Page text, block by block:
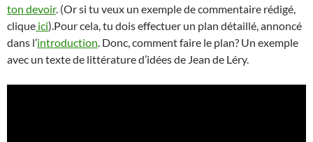
ton devoir. (Or si tu veux un exemple de commentaire rédigé,
clique ici).Pour cela, tu dois effectuer un plan détaillé, annoncé
dans l’introduction. Donc, comment faire le plan? Un exemple
avec un texte de littérature d’idées de Jean de Léry.